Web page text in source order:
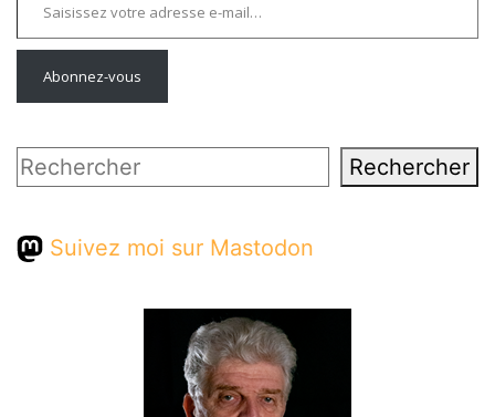
Abonnez-vous
Rechercher Rechercher
Suivez moi sur Mastodon